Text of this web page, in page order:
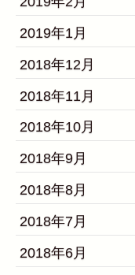
2019年1月
2018年12月
2018年11月
2018年10月
2018年9月
2018年8月
2018年7月
2018年6月